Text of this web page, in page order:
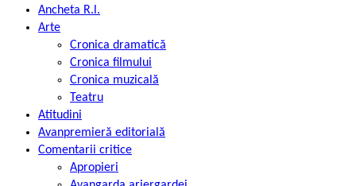
Ancheta R.l.
Arte
Cronica dramatică
Cronica filmului
Cronica muzicală
Teatru
Atitudini
Avanpremieră editorială
Comentarii critice
Apropieri